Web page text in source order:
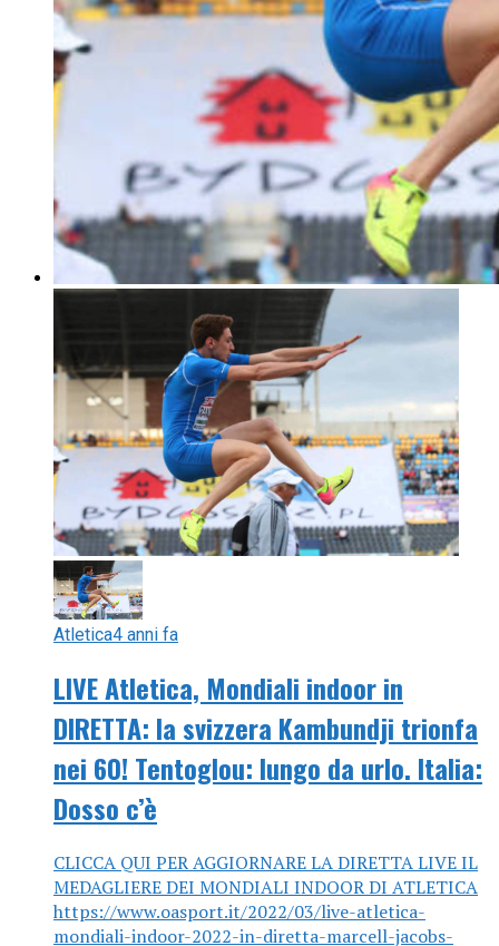
Atletica4 anni fa
LIVE Atletica, Mondiali indoor in
DIRETTA: la svizzera Kambundji trionfa
nei 60! Tentoglou: lungo da urlo. Italia:
Dosso c’è
CLICCA QUI PER AGGIORNARE LA DIRETTA LIVE IL
MEDAGLIERE DEI MONDIALI INDOOR DI ATLETICA
https://www.oasport.it/2022/03/live-atletica-
mondiali-indoor-2022-in-diretta-marcell-jacobs-